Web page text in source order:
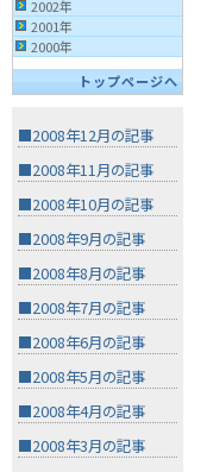
2002年
2001年
2000年
トップページへ
■2008年12月の記事
■2008年11月の記事
■2008年10月の記事
■2008年9月の記事
■2008年8月の記事
■2008年7月の記事
■2008年6月の記事
■2008年5月の記事
■2008年4月の記事
■2008年3月の記事